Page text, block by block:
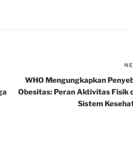
WHO Mengungkapkan
Obesitas: Peran Aktivitas Fisik
Sistem